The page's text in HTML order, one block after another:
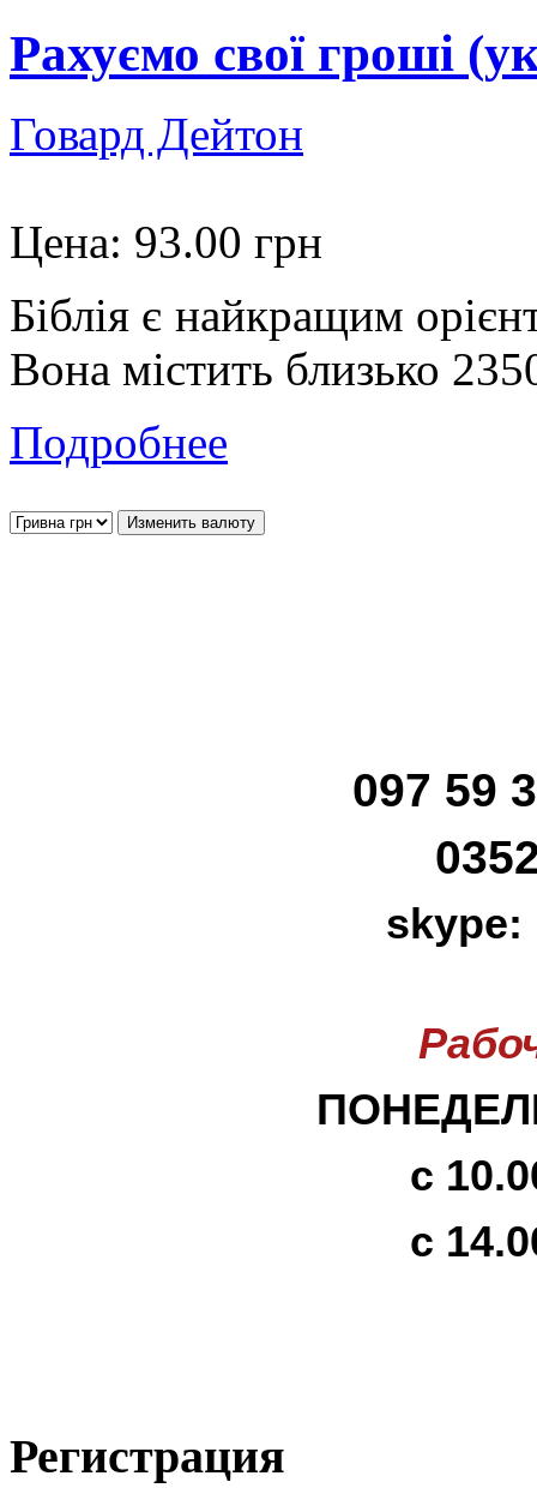
Рахуємо свої гроші
Говард Дейтон
Цена: 93.00 грн
Біблія є найкращим
Вона містить близько
Подробнее
097 59
skype:
с
с
Регистрация